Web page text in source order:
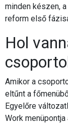
minden készen,
reform első
Hol
Amikor a
eltűnt a
Egyelőre
Work